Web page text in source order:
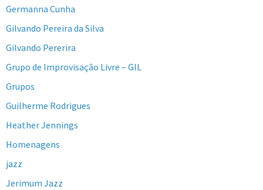
Germanna Cunha
Gilvando Pereira da Silva
Gilvando Pererira
Grupo de Improvisação Livre – GIL
Grupos
Guilherme Rodrigues
Heather Jennings
Homenagens
jazz
Jerimum Jazz